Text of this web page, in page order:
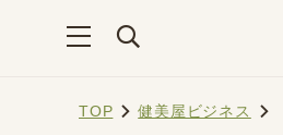
TOP 健美屋ビジネス